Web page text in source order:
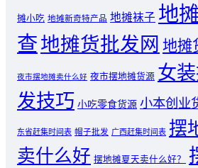
摊小吃 地摊新奇特产品 地摊袜子 地
查地摊货批发网 地摊
夜市摆地摊卖什么好 夜市摆地摊货源 女
发技巧 小吃零食货源 小本创业
东省赶集时间表 帽子批发 广西赶集时间表 摆
卖什么好 摆地摊夏天卖什么好？